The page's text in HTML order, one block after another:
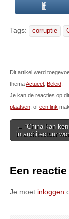
Tags: corruptie
Dit artikel werd
themaActueel Beleid
Je kan de reacties op
plaatsen , of een link
Post
navigation
← “China kan
in architectuur
Een
Je moet inloggen